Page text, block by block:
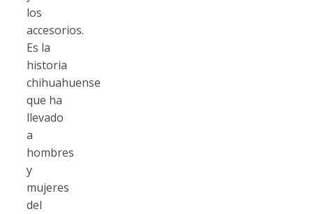
los
accesorios.
Es la
historia
chihuahuense
que ha
llevado
a
hombres
y
mujeres
del